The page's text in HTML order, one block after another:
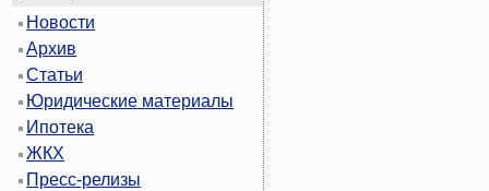
Новости
Архив
Статьи
Юридические материалы
Ипотека
ЖКХ
Пресс-релизы